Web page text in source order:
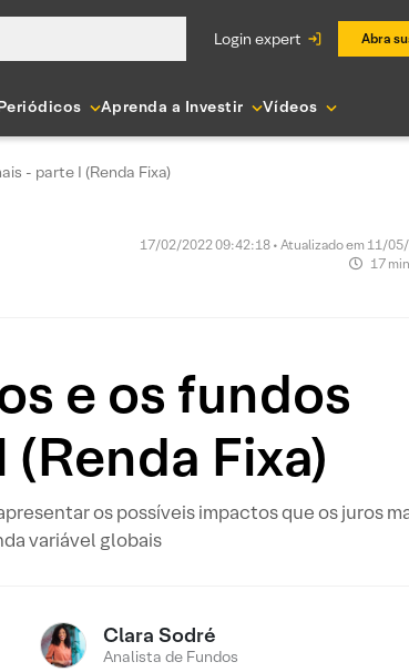
login expert Abra
Aprenda a Investir Vídeos
- parte I (Renda Fixa)
17/02/2022 09:42:18 • Atualizado em 11/
17
e os fundos
Fixa)
os possíveis impactos que os juros
variável globais
Clara Sodré
Analista de Fundos